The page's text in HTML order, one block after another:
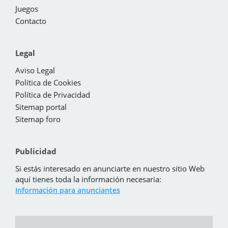
Juegos
Contacto
Legal
Aviso Legal
Política de Cookies
Política de Privacidad
Sitemap portal
Sitemap foro
Publicidad
Si estás interesado en anunciarte en nuestro sitio Web
aquí tienes toda la información necesaria:
Información para anunciantes